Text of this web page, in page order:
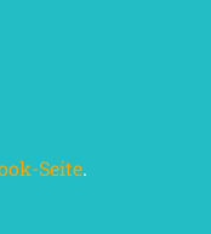
Seite.